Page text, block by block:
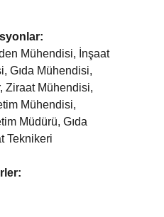
Mühendisi, İnşaat
Gıda Mühendisi,
Ziraat Mühendisi,
Mühendisi,
Müdürü, Gıda
Teknikeri